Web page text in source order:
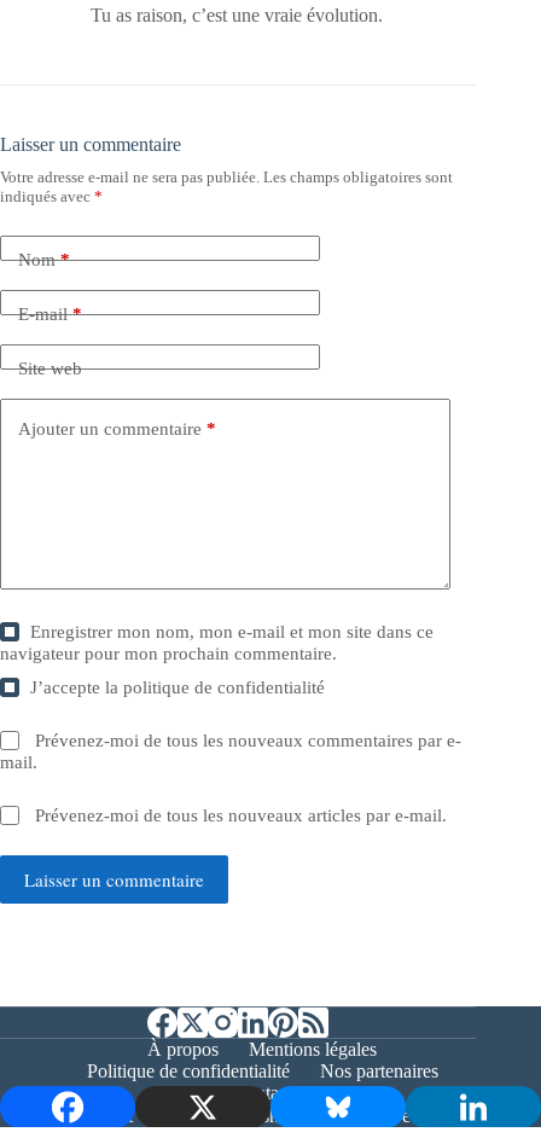
Tu as raison, c’est une vraie évolution.
Laisser un commentaire
Votre adresse e-mail ne sera pas publiée. Les champs obligatoires sont
indiqués avec *
Nom*
E-mail*
Site web
Ajouter un commentaire *
Enregistrer mon nom, mon e-mail et mon site dans ce
navigateur pour mon prochain commentaire.
J’accepte lapolitique de confidentialité
Prévenez-moi de tous les nouveaux commentaires par e-
mail.
Prévenez-moi de tous les nouveaux articles par e-mail.
Laisser un commentaire
À propos
Mentions légales
Politique de confidentialité
Nos partenaires
Contact
Copyright © 2026 - Bernieshoot.fr Journal Web